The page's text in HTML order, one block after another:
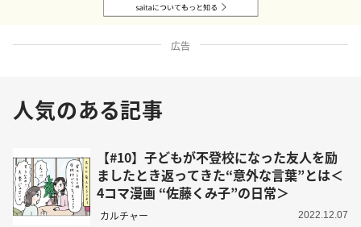
広告
人気のある記事
【#10】子どもが不登校になった友人を励
ましたとき返ってきた“意外な言葉”とは＜
4コマ漫画 “佐藤くみ子”の日常＞
カルチャー 2022.12.07